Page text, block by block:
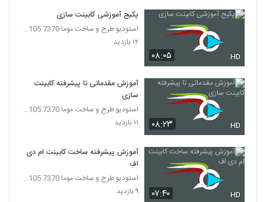
۰۸:۰۵ HD
پکیج آموزشی کابینت سازی
استودیو طرح و ساخت موما 7370 7105-021
۱۲ بازدید
۰۸:۲۳ HD
آموزش مقدماتی تا پیشرفته کابینت
سازی
استودیو طرح و ساخت موما 7370 7105-021
۱۱ بازدید
۰۷:۴۰ HD
آموزش پیشرفته ساخت کابینت ام دی
اف
استودیو طرح و ساخت موما 7370 7105-021
۹ بازدید